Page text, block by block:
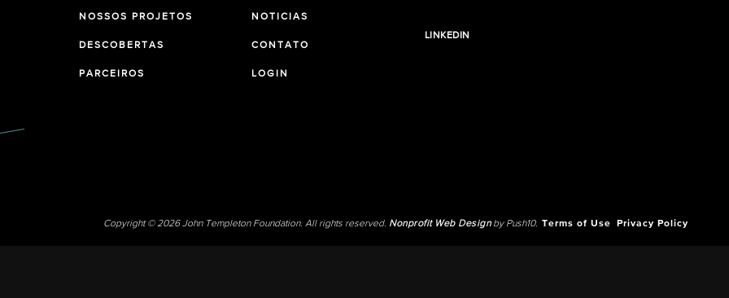
NOSSOS PROJETOS
DESCOBERTAS
PARCEIROS
NOTICIAS
CONTATO
LOGIN
LINKEDIN
Copyright © 2026 John Templeton Foundation. All rights reserved. Nonprofit Web Designby Push10. Terms of Use Privacy Policy